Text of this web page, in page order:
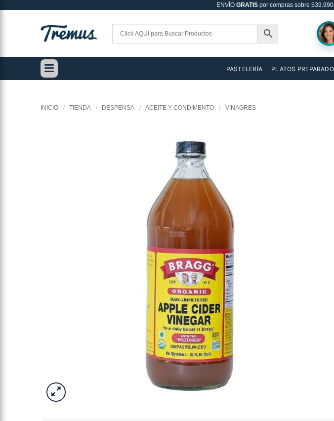
ENVÍO GRATISpor compras sobre $39.990
PASTELERÍA PLATOS
INICIO / TIENDA / DESPENSA / ACEITE Y CONDIMENTO / VINAGRES